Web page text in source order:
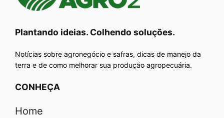
Plantando ideias. Colhendo soluções.
Notícias sobre agronegócio e safras, dicas de manejo da
terra e de como melhorar sua produção agropecuária.
CONHEÇA
Home